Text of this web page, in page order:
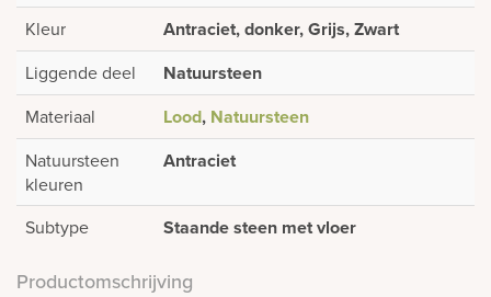
Kleur Antraciet, donker, Grijs, Zwart
Liggende deel Natuursteen
Materiaal Lood, Natuursteen
Natuursteen
kleuren
Antraciet
Subtype Staande steen met vloer
Productomschrijving